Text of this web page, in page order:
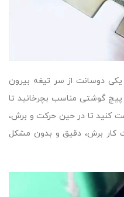
دوسانت از سر تیغه بیرون
پیچ گوشتی مناسب بچرخانید تا
کنید تا در حین حرکت و برش،
کار برش، دقیق و بدون مشکل